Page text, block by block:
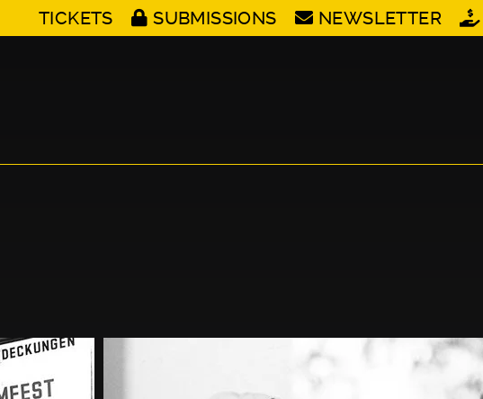
TICKETS SUBMISSIONS NEWSLETTER